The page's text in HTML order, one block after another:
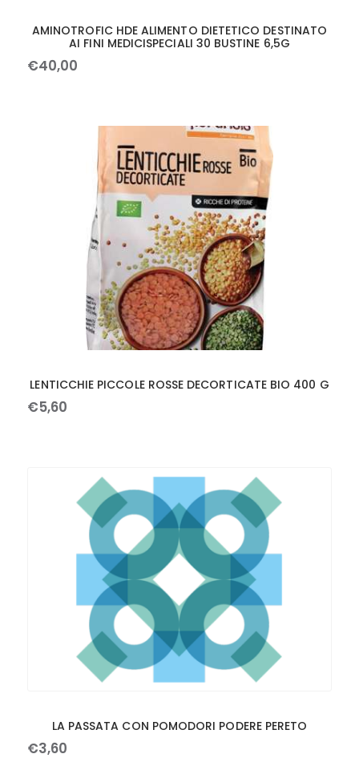
AMINOTROFIC HDE ALIMENTO DIETETICO DESTINATO
AI FINI MEDICISPECIALI 30 BUSTINE 6,5G
€40,00
LENTICCHIE PICCOLE ROSSE DECORTICATE BIO 400 G
€5,60
LA PASSATA CON POMODORI PODERE PERETO
€3,60